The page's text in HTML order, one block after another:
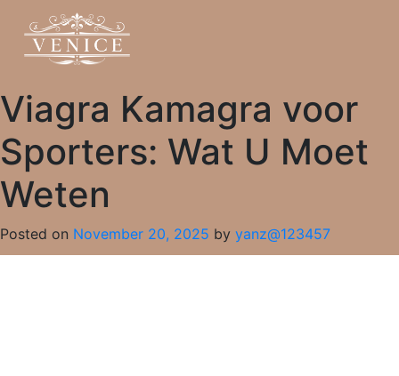
Viagra Kamagra voor
Sporters: Wat U Moet
Weten
Posted on November 20, 2025 by yanz@123457